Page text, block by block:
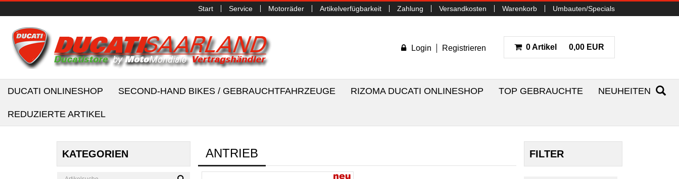
Start Service Motorräder Artikelverfügbarkeit Zahlung Versandkosten Warenkorb Umbauten/Specials
Login Registrieren 0 Artikel 0,00 EUR
DUCATI ONLINESHOP SECOND-HAND BIKES / GEBRAUCHTFAHRZEUGE RIZOMA DUCATI ONLINESHOP TOP GEBRAUCHTE NEUHEITEN
REDUZIERTE ARTIKEL
KATEGORIEN ANTRIEB FILTER